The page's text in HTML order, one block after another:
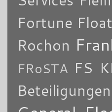
Fortune Float
Rochon
FRoSTA FS
Beteiligungen